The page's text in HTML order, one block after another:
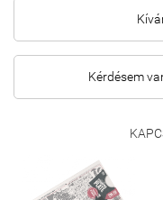
Kérdésem